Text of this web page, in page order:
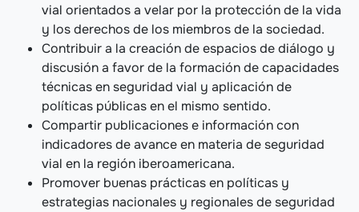
vial orientados a velar por la protección de la vida
y los derechos de los miembros de la sociedad.
Contribuir a la creación de espacios de diálogo y
discusión a favor de la formación de capacidades
técnicas en seguridad vial y aplicación de
políticas públicas en el mismo sentido.
Compartir publicaciones e información con
indicadores de avance en materia de seguridad
vial en la región iberoamericana.
Promover buenas prácticas en políticas y
estrategias nacionales y regionales de seguridad